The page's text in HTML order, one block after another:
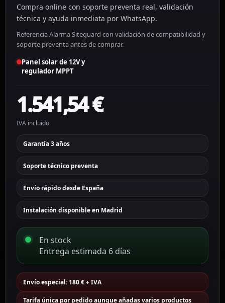
Compra online con soporte preventa real, validación
técnica y ayuda inmediata por WhatsApp.
Referencia Alarma Siteguard con validación de compatibilidad y
soporte preventa antes de comprar.
Panel solar de 12V y
regulador MPPT
1.541,54€
IVA incluido
Garantía 3 años
Soporte técnico preventa
Envío rápido desde España
Instalación disponible en Madrid
En stock
Entrega estimada 6 días
Envío especial: 180 € + IVA
Tarifa única por pedido aunque añadas varios productos